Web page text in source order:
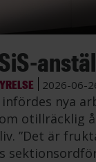
2026-06-
nya
otillräcklig
”Det är